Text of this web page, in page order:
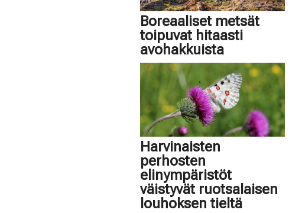
Boreaaliset metsät
toipuvat hitaasti
avohakkuista
Harvinaisten
perhosten
elinympäristöt
väistyvät ruotsalaisen
louhoksen tieltä